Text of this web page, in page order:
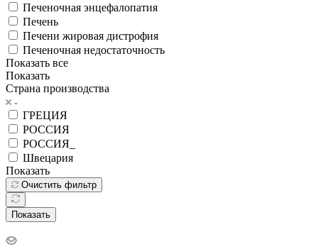
Печеночная энцефалопатия
Печень
Печени жировая дистрофия
Печеночная недостаточность
Показать все
Показать
Страна производства
ГРЕЦИЯ
РОССИЯ
РОССИЯ_
Швецария
Показать
Очистить фильтр
Показать